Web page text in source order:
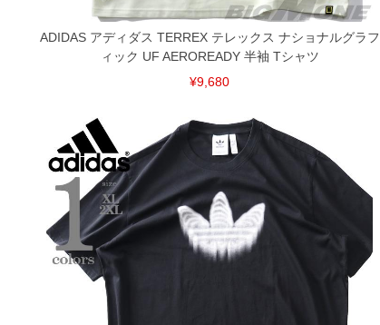
ADIDAS アディダス TERREX テレックス ナショナルグラフ
ィック UF AEROREADY 半袖 Tシャツ
¥9,680